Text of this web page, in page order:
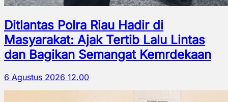
Ditlantas Polra Riau Hadir di
Masyarakat: Ajak Tertib Lalu Lintas
dan Bagikan Semangat Kemrdekaan
6 Agustus 2026 12.00